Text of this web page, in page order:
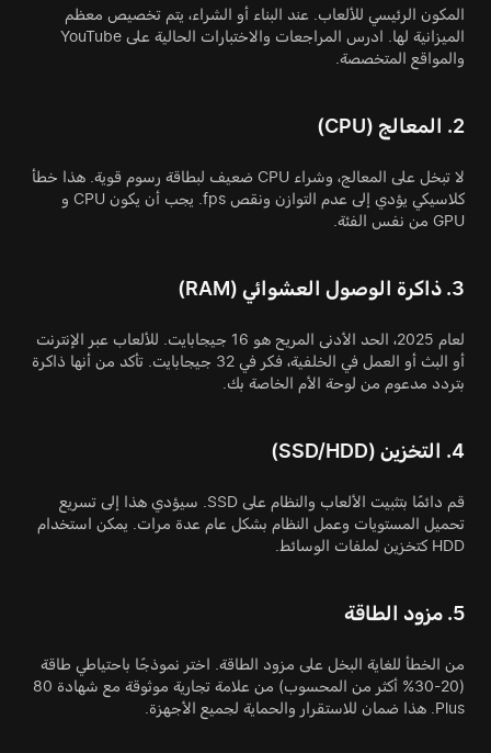
المكون الرئيسي للألعاب. عند البناء أو الشراء، يتم تخصيص معظم
الميزانية لها. ادرس المراجعات والاختبارات الحالية على YouTube
والمواقع المتخصصة.
2. المعالج (CPU)
لا تبخل على المعالج، وشراء CPU ضعيف لبطاقة رسوم قوية. هذا خطأ
كلاسيكي يؤدي إلى عدم التوازن ونقص fps. يجب أن يكون CPU و
GPU من نفس الفئة.
3. ذاكرة الوصول العشوائي (RAM)
لعام 2025، الحد الأدنى المريح هو 16 جيجابايت. للألعاب عبر الإنترنت
أو البث أو العمل في الخلفية، فكر في 32 جيجابايت. تأكد من أنها ذاكرة
بتردد مدعوم من لوحة الأم الخاصة بك.
4. التخزين (SSD/HDD)
قم دائمًا بتثبيت الألعاب والنظام على SSD. سيؤدي هذا إلى تسريع
تحميل المستويات وعمل النظام بشكل عام عدة مرات. يمكن استخدام
HDD كتخزين لملفات الوسائط.
5. مزود الطاقة
من الخطأ للغاية البخل على مزود الطاقة. اختر نموذجًا باحتياطي طاقة
(20-30% أكثر من المحسوب) من علامة تجارية موثوقة مع شهادة 80
Plus. هذا ضمان للاستقرار والحماية لجميع الأجهزة.